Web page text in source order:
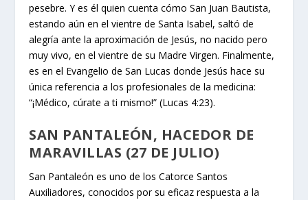
pesebre. Y es él quien cuenta cómo San Juan Bautista,
estando aún en el vientre de Santa Isabel, saltó de
alegría ante la aproximación de Jesús, no nacido pero
muy vivo, en el vientre de su Madre Virgen. Finalmente,
es en el Evangelio de San Lucas donde Jesús hace su
única referencia a los profesionales de la medicina:
“¡Médico, cúrate a ti mismo!” (Lucas 4:23).
SAN PANTALEÓN, HACEDOR DE
MARAVILLAS (27 DE JULIO)
San Pantaleón es uno de los Catorce Santos
Auxiliadores, conocidos por su eficaz respuesta a la